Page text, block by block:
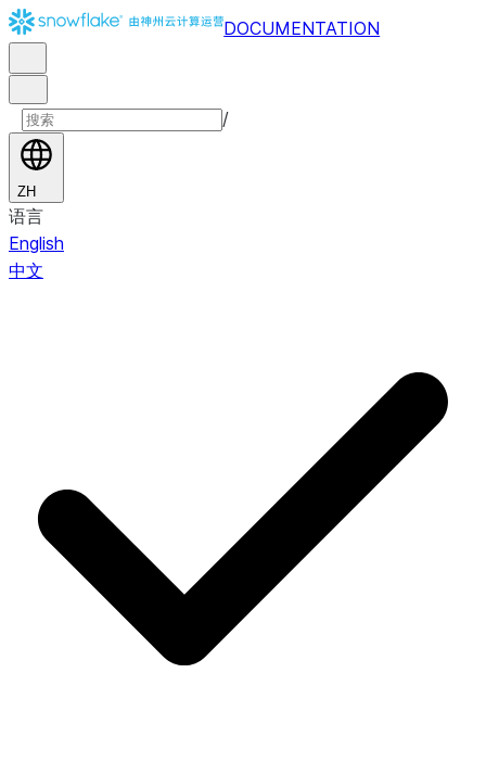
DOCUMENTATION
/
ZH
语言
English
中文